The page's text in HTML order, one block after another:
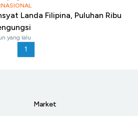
Landa Filipina, Puluhan Ribu
yang lalu
1
Market